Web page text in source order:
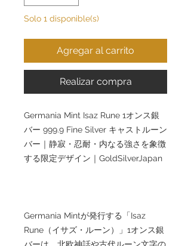
Solo 1 disponible(s)
Agregar al carrito
Realizar compra
Germania Mint Isaz Rune 1オンス銀
バー 999.9 Fine Silver キャストルーン
バー｜静寂・忍耐・内なる強さを象徴
する限定デザイン｜GoldSilverJapan
Germania Mintが発行する「Isaz
Rune（イサズ・ルーン）」1オンス銀
バーは、北欧神話や古代ルーン文字の